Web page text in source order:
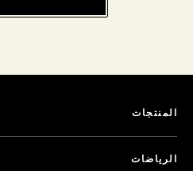
المنتجات
الرياضات